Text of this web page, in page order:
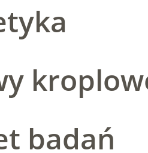
badań